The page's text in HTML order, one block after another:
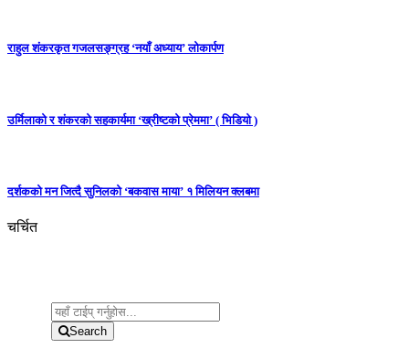
राहुल शंकरकृत गजलसङ्ग्रह ‘नयाँ अध्याय’ लोकार्पण
उर्मिलाको र शंकरको सहकार्यमा ‘ख्रीष्टको प्रेममा’ ( भिडियो )
दर्शकको मन जित्दै सुनिलको ‘बकवास माया’ १ मिलियन क्लबमा
चर्चित
Search